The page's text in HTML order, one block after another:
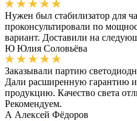
Нужен был стабилизатор для
проконсультировали по
вариант. Доставили на
Ю Юлия Соловьёва
Заказывали партию
Дали расширенную гарантию
продукцию. Качество света
Рекомендуем.
А Алексей Фёдоров